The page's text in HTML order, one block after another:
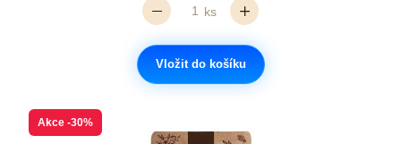
ks
Vložit do košíku
Akce -30%